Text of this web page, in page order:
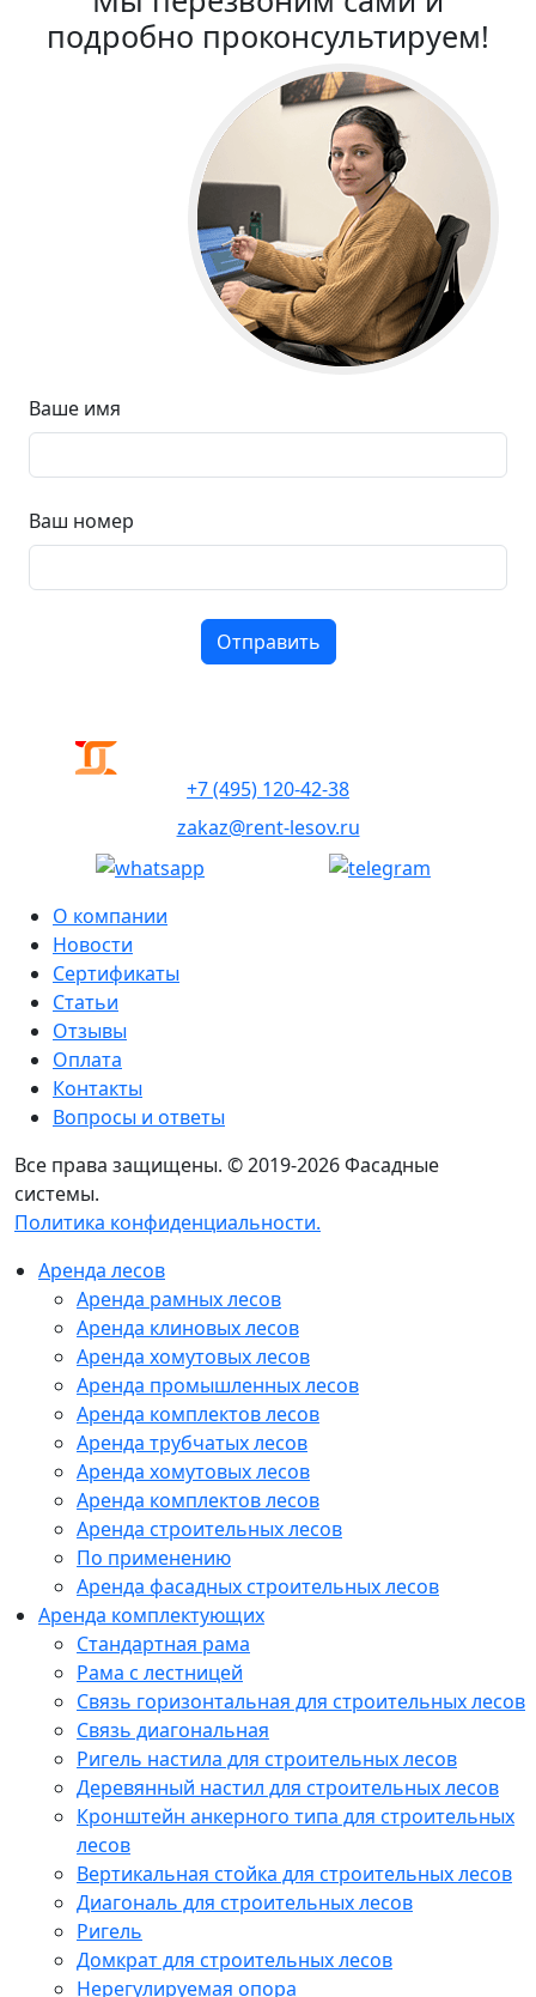
подробно проконсультируем!
Ваше имя
Ваш номер
+7 (495) 120-42-38
zakaz@rent-lesov.ru
О компании
Новости
Сертификаты
Статьи
Отзывы
Оплата
Контакты
Вопросы и ответы
Все права защищены. © 2019-2026 Фасадные
системы.
Политика конфиденциальности.
Аренда лесов
Аренда рамных лесов
Аренда клиновых лесов
Аренда хомутовых лесов
Аренда промышленных лесов
Аренда комплектов лесов
Аренда трубчатых лесов
Аренда хомутовых лесов
Аренда комплектов лесов
Аренда строительных лесов
По применению
Аренда фасадных строительных лесов
Аренда комплектующих
Стандартная рама
Рама с лестницей
Связь горизонтальная для строительных лесов
Связь диагональная
Ригель настила для строительных лесов
Деревянный настил для строительных лесов
Кронштейн анкерного типа для строительных
лесов
Вертикальная стойка для строительных лесов
Диагональ для строительных лесов
Ригель
Домкрат для строительных лесов
Нерегулируемая опора